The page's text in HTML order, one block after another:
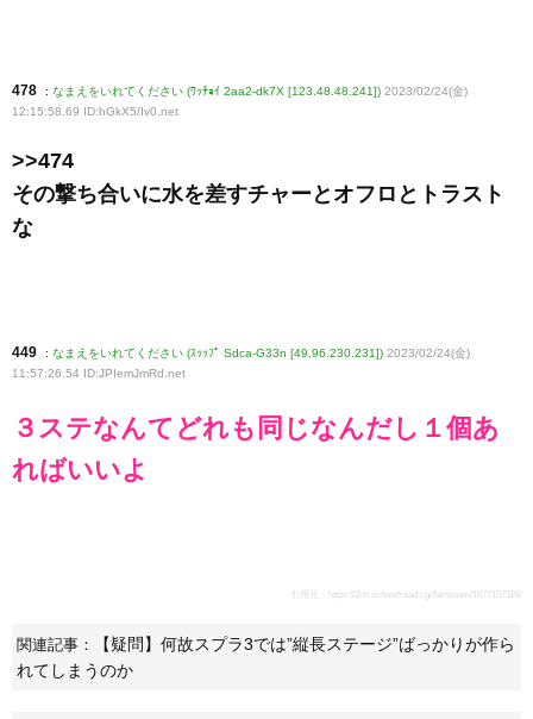
478 : なまえをいれてください (ﾜｯﾁｮｲ 2aa2-dk7X [123.48.48.241]) 2023/02/24(金)
12:15:58.69 ID:hGkX5/Iv0.net
>>474
その撃ち合いに水を差すチャーとオフロとトラスト
な
449 : なまえをいれてください (ｽｯｯﾌﾟ Sdca-G33n [49.96.230.231]) 2023/02/24(金)
11:57:26.54 ID:JPIemJmRd .net
３ステなんてどれも同じなんだし１個あ
ればいいよ
引用元： https://2ch.sc/test/read.cgi/famicom/1677157116/
関連記事：
【疑問】何故スプラ3では”縦長ステージ”ばっかりが作ら
れてしまうのか